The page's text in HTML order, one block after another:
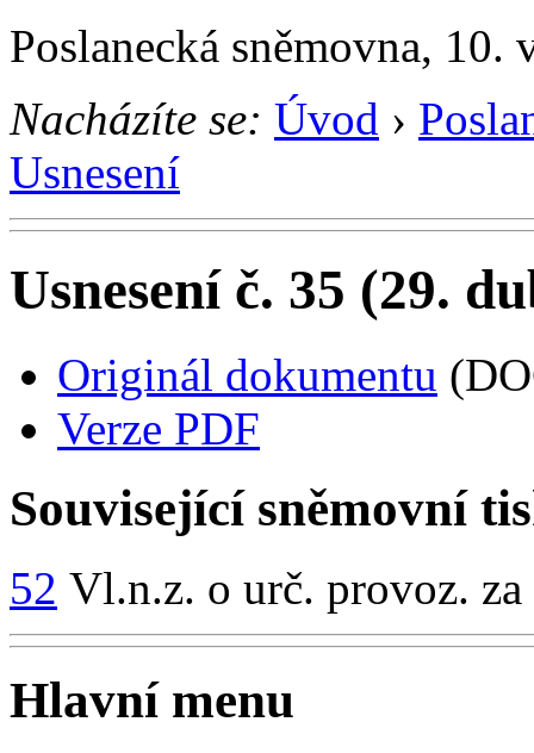
Poslanecká sněmovna,
Nacházíte se: Úvod ›
Usnesení
Usnesení č. 35 (29.
Originál dokumentu
Verze PDF
Související sněmovní
52 Vl.n.z. o urč. provoz.
Hlavní menu